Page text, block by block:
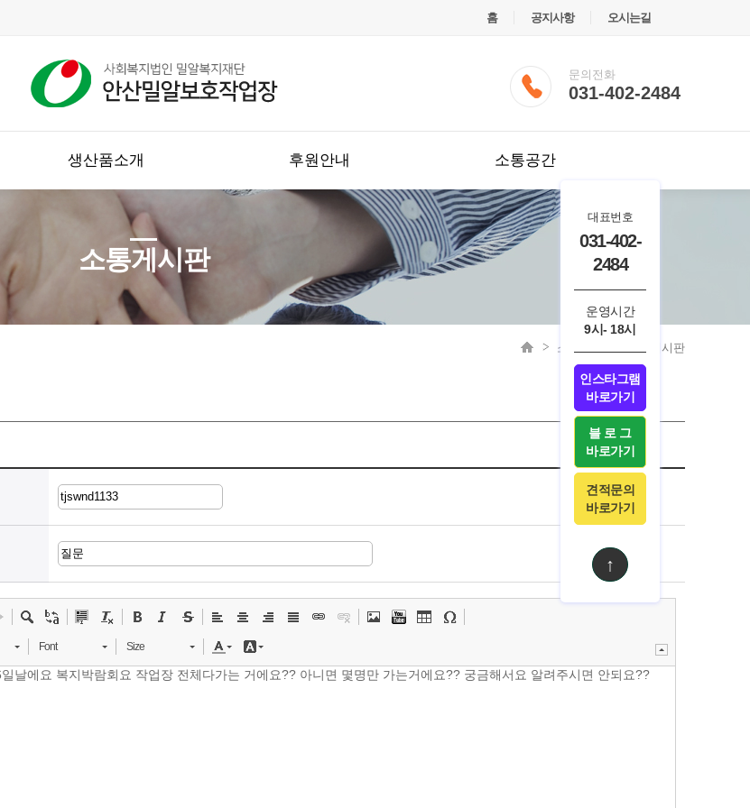
홈 공지사항 오시는길
문의전화
031-402-2484
생산품소개 후원안내 소통공간
소통게시판
소통공간 소통게시판
Font Size
대표번호
031-402-
2484
운영시간
9시- 18시
인스타그램
바로가기
블 로 그
바로가기
견적문의
바로가기
↑